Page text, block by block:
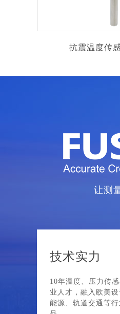
防
让测
技术实力
10年温度、压力传
业人才，融入欧美
能源、轨道交通等